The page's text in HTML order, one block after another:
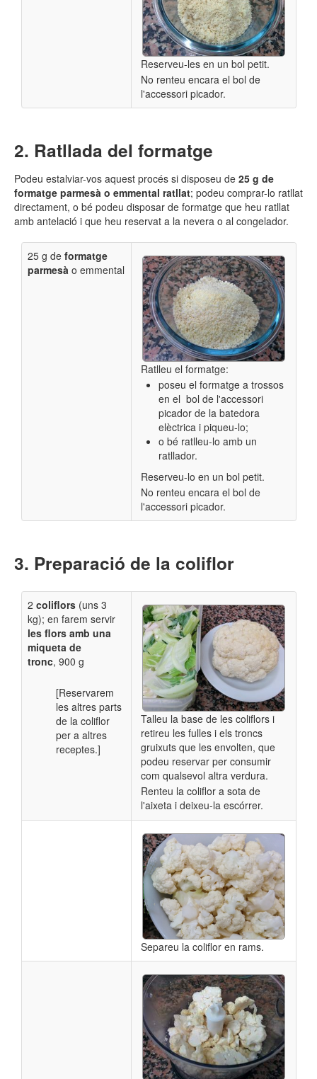
Reserveu-les en un bol petit.
No renteu encara el bol de
l'accessori picador.
Ratllada del formatge
Podeu estalviar-vos aquest procés si disposeu de 25 g de
formatge parmesà o emmental ratllat; podeu comprar-lo ratllat
directament, o bé podeu disposar de formatge que heu ratllat
amb antelació i que heu reservat a la nevera o al congelador.
25 g de formatge
parmesà o emmental
Ratlleu el formatge:
poseu el formatge a trossos
en el bol de l'accessori
picador de la batedora
elèctrica i piqueu-lo;
o bé ratlleu-lo amb un
ratllador.
Reserveu-lo en un bol petit.
No renteu encara el bol de
l'accessori picador.
Preparació de la coliflor
2 coliflors(uns 3
kg); en farem servir
les flors amb una
miqueta de
tronc, 900 g
[Reservarem
les altres parts
de la coliflor
per a altres
receptes.]
Talleu la base de les coliflors i
retireu les fulles i els troncs
gruixuts que les envolten, que
podeu reservar per consumir
com qualsevol altra verdura.
Renteu la coliflor a sota de
l'aixeta i deixeu-la escórrer.
Separeu la coliflor en rams.